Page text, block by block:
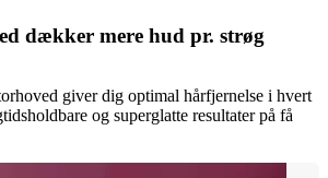
dækker mere hud pr. strøg
giver dig optimal hårfjernelse i hvert
og superglatte resultater på få